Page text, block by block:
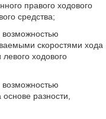
правого ходового
средства;
скоростями хода
ходового
разности,